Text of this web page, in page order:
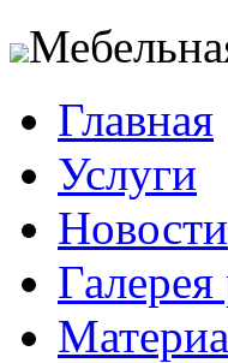
Главная
Услуги
Новости
Галерея